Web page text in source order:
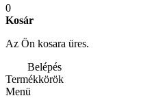
0
Kosár
Az Ön kosara üres.
Belépés
Termékkörök
Menü